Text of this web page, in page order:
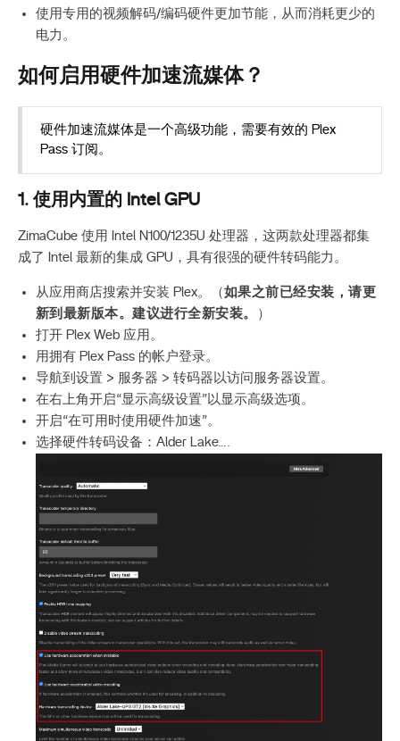
使用专用的视频解码/编码硬件更加节能，从而消耗更少的
电力。
如何启用硬件加速流媒体？
硬件加速流媒体是一个高级功能，需要有效的 Plex
Pass 订阅。
1. 使用内置的 Intel GPU
ZimaCube 使用 Intel N100/1235U 处理器，这两款处理器都集
成了 Intel 最新的集成 GPU，具有很强的硬件转码能力。
从应用商店搜索并安装 Plex。（如果之前已经安装，请更
新到最新版本。建议进行全新安装。
）
打开 Plex Web 应用。
用拥有 Plex Pass 的帐户登录。
导航到设置 > 服务器 > 转码器以访问服务器设置。
在右上角开启“显示高级设置”以显示高级选项。
开启“在可用时使用硬件加速”。
选择硬件转码设备：Alder Lake….